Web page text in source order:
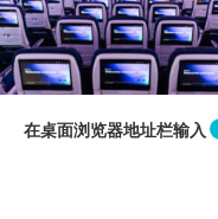
在桌面浏览器地址栏输入